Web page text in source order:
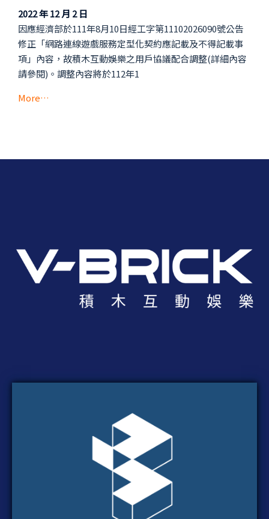
2022 年 12 月 2 日
因應經濟部於111年8月10日經工字第11102026090號公告
修正「網路連線遊戲服務定型化契約應記載及不得記載事
項」內容，故積木互動娛樂之用戶協議配合調整(詳細內容
請參閱)。調整內容將於112年1
More…